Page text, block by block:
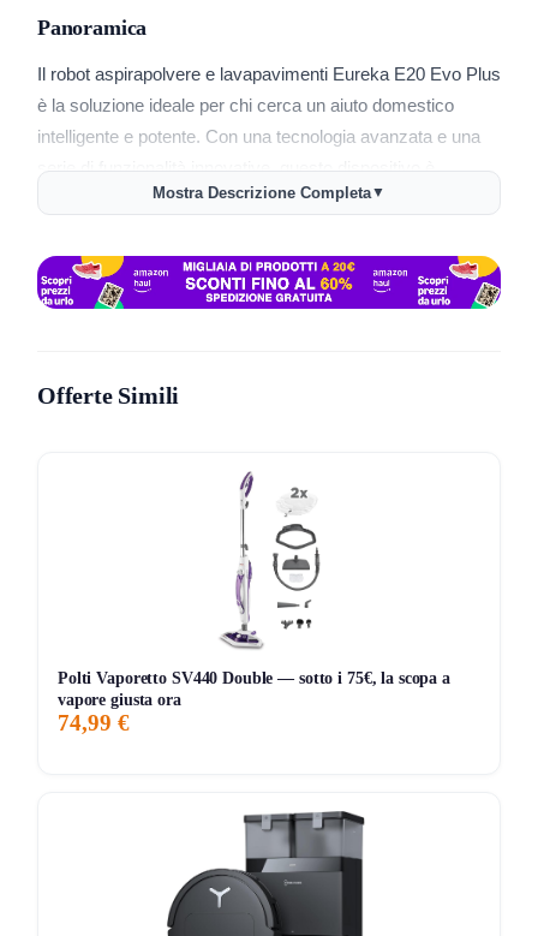
Panoramica
Il robot aspirapolvere e lavapavimenti Eureka E20 Evo Plus
è la soluzione ideale per chi cerca un aiuto domestico
intelligente e potente. Con una tecnologia avanzata e una
serie di funzionalità innovative, questo dispositivo è
progettato per semplificare la vita di famiglie, in particolare
capacità di rimuovere peli e detriti in modo efficace lo rende
un prodotto imperdibile.
Uno dei punti di forza dell’Eureka E20 Evo Plus è la sua
potenza di aspirazione di 10.000 Pa, affronta anche le
macchie più ostinate e i detriti pesanti. La sua autonomia di
180 minuti permette di coprire grandi superfici senza
necessità di ricariche frequenti. Inoltre, la stazione base
senza sacchetto rende lo svuotamento del contenitore da
2L facile e veloce, contribuendo a un notevole risparmio
economico evitando l’acquisto di sacchetti. La tecnologia di
mappatura LDS consente al robot di navigare in modo
preciso, mentre l’app mobile offre la possibilità di gestire
Tecnologia antigroviglio per una pulizia continua
Mostra Descrizione Completa▼
Offerte Simili
Polti Vaporetto SV440 Double — sotto i 75€, la scopa a
vapore giusta ora
74,99 €